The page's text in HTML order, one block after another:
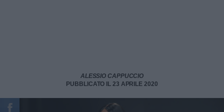
ALESSIO CAPPUCCIO
PUBBLICATO IL 23 APRILE 2020